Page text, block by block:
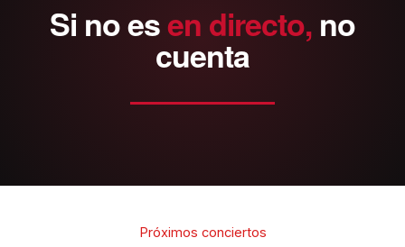
Si noesen directo, no
cuenta
Próximos conciertos